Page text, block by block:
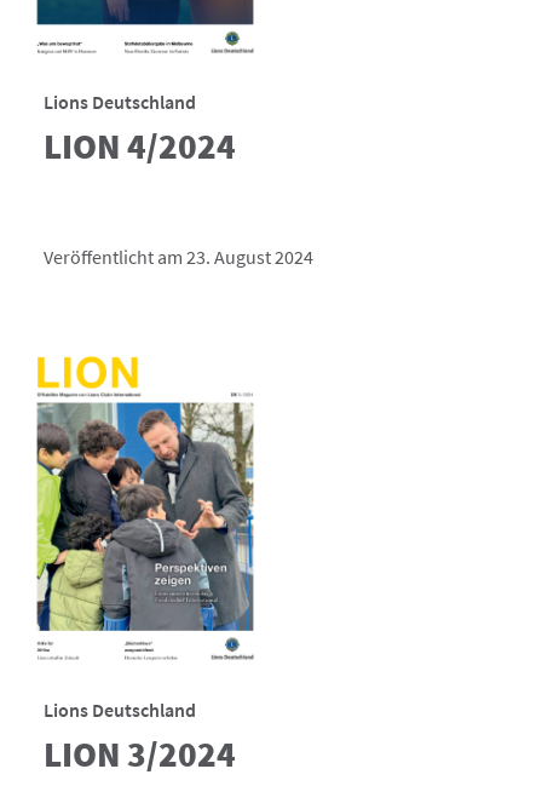
Lions Deutschland
LION 4/2024
Veröffentlicht am 23. August 2024
Lions Deutschland
LION 3/2024